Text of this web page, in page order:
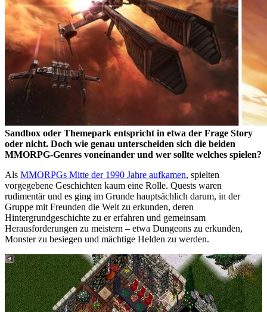
Sandbox oder Themepark entspricht in etwa der Frage Story
oder nicht. Doch wie genau unterscheiden sich die beiden
MMORPG-Genres voneinander und wer sollte welches spielen?
Als MMORPGs Mitte der 1990 Jahre aufkamen, spielten
vorgegebene Geschichten kaum eine Rolle. Quests waren
rudimentär und es ging im Grunde hauptsächlich darum, in der
Gruppe mit Freunden die Welt zu erkunden, deren
Hintergrundgeschichte zu er erfahren und gemeinsam
Herausforderungen zu meistern – etwa Dungeons zu erkunden,
Monster zu besiegen und mächtige Helden zu werden.